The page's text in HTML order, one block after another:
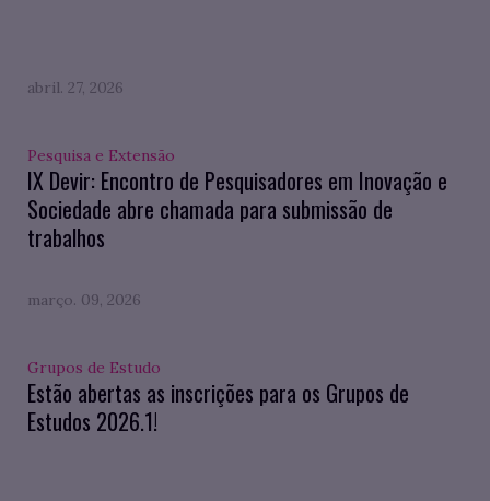
abril. 27, 2026
Pesquisa e Extensão
IX Devir: Encontro de Pesquisadores em Inovação e
Sociedade abre chamada para submissão de
trabalhos
março. 09, 2026
Grupos de Estudo
Estão abertas as inscrições para os Grupos de
Estudos 2026.1!